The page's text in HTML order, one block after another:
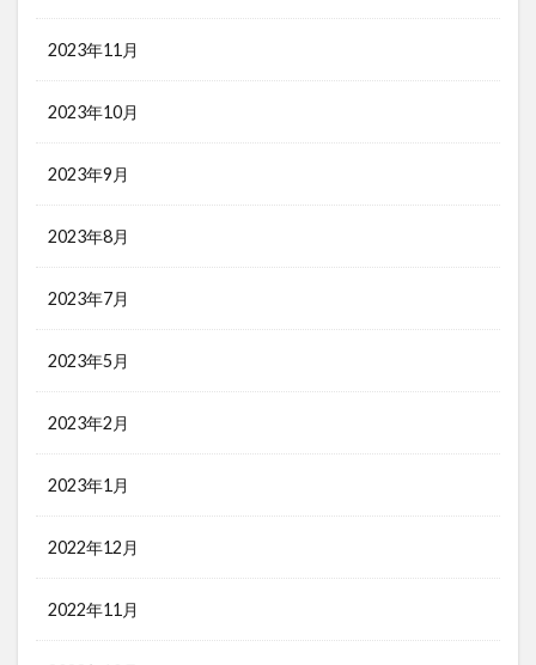
2023年11月
2023年10月
2023年9月
2023年8月
2023年7月
2023年5月
2023年2月
2023年1月
2022年12月
2022年11月